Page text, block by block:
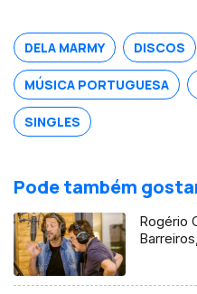
DELA MARMY DISCOS
MÚSICA PORTUGUESA
SINGLES
Pode também
Rogério